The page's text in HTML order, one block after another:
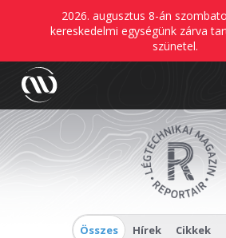
2026. augusztus 8-án
kereskedelmi egységünk zárva
szünetel.
Összes Hírek Cikkek